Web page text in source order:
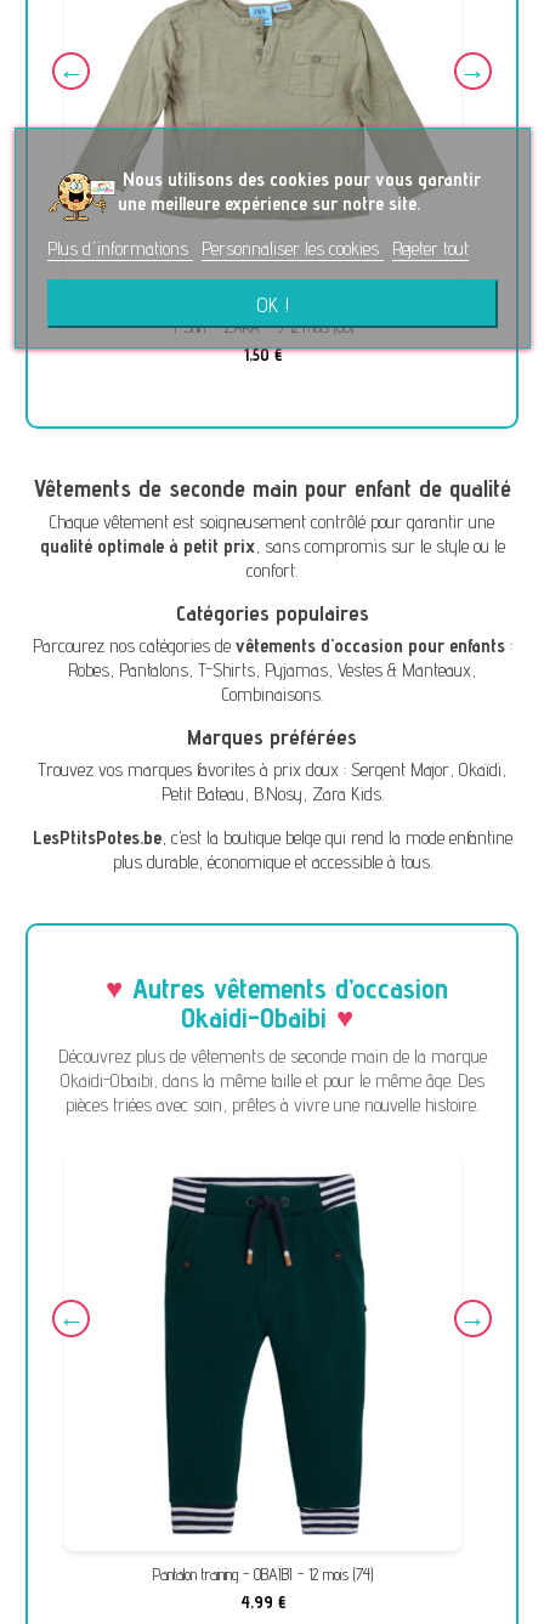
T-Shirt - ZARA - 9-12 mois (80)
1,50 €
Vêtements de seconde main pour enfant de qualité
Chaque vêtement est soigneusement contrôlé pour garantir une
qualité optimale à petit prix, sans compromis sur le style ou le
confort.
Catégories populaires
Parcourez nos catégories de vêtements d'occasion pour enfants:
Robes, Pantalons, T-Shirts, Pyjamas, Vestes & Manteaux,
Combinaisons.
Marques préférées
Trouvez vos marques favorites à prix doux : Sergent Major, Okaïdi,
Petit Bateau, B.Nosy, Zara Kids.
LesPtitsPotes.be, c’est la boutique belge qui rend la mode enfantine
plus durable, économique et accessible à tous.
Autres vêtements d’occasion
Okaidi-Obaibi
Découvrez plus de vêtements de seconde main de la marque
Okaidi-Obaibi, dans la même taille et pour le même âge. Des
pièces triées avec soin, prêtes à vivre une nouvelle histoire.
Pantalon training - OBAÏBI - 12 mois (74)
4,99 €
Nous utilisons des cookies pour vous garantir
une meilleure expérience sur notre site.
Plus d'informations
Personnaliser les cookies Rejeter tout
OK !